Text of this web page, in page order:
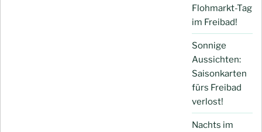
Flohmarkt-Tag
im Freibad!
Sonnige
Aussichten:
Saisonkarten
fürs Freibad
verlost!
Nachts im